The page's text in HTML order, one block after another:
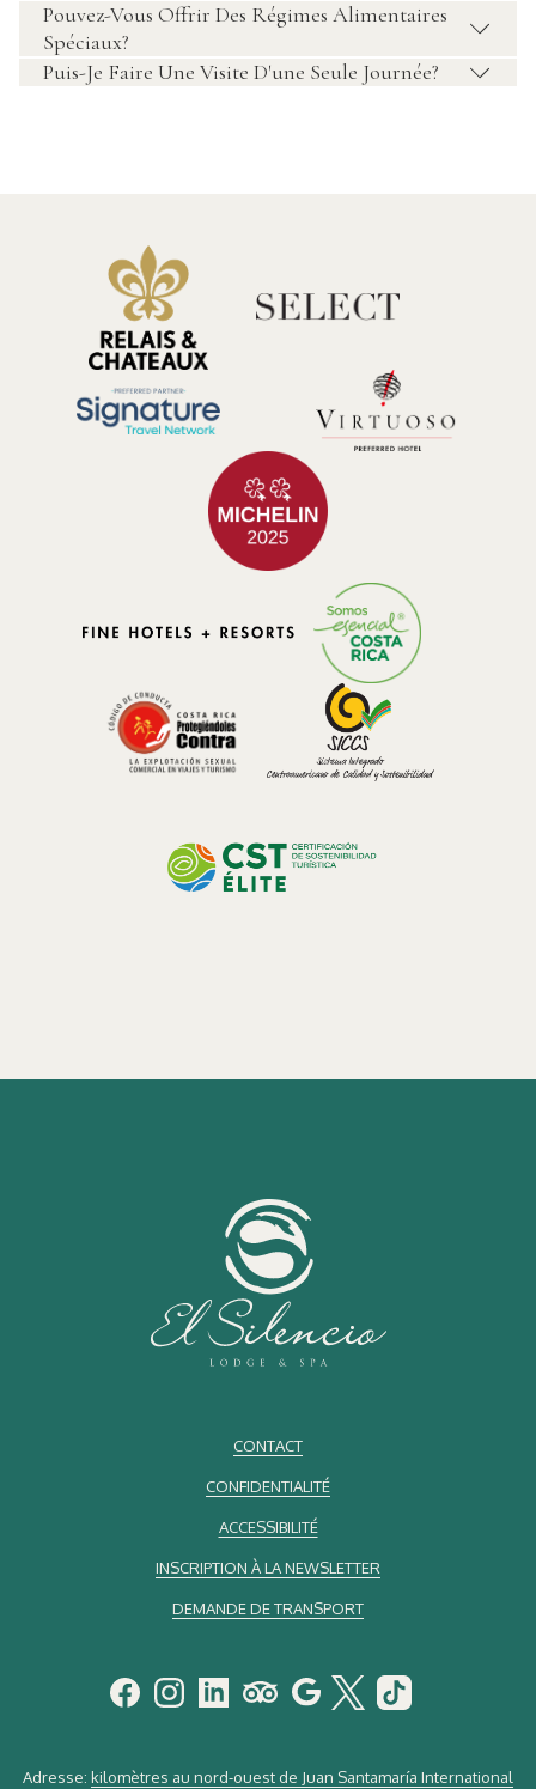
Pouvez-Vous Offrir Des Régimes Alimentaires
Spéciaux?
Puis-Je Faire Une Visite D'une Seule Journée?
CONTACT
CONFIDENTIALITÉ
ACCESSIBILITÉ
INSCRIPTION À LA NEWSLETTER
DEMANDE DE TRANSPORT
Adresse: kilomètres au nord-ouest de Juan Santamaría International